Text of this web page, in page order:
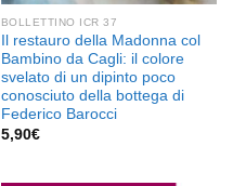
BOLLETTINO ICR 37
Il restauro della Madonna col
Bambino da Cagli: il colore
svelato di un dipinto poco
conosciuto della bottega di
Federico Barocci
5,90€